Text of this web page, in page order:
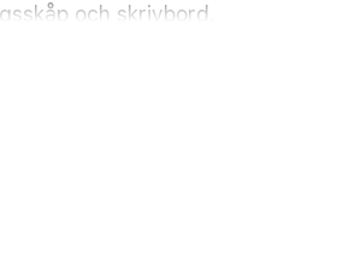
och skrivbord.
Avstånd avrundas till
- 0,7 km